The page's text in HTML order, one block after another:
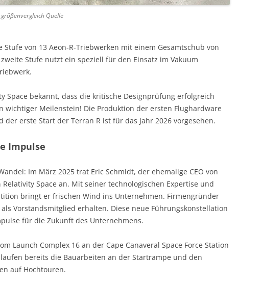
Quelle
von 13 Aeon-R-Triebwerken mit einem Gesamtschub von
Stufe nutzt ein speziell für den Einsatz im Vakuum
Space bekannt, dass die kritische Designprüfung erfolgreich
wichtiger Meilenstein! Die Produktion der ersten Flughardware
erste Start der Terran R ist für das Jahr 2026 vorgesehen.
Impulse
Im März 2025 trat Eric Schmidt, der ehemalige CEO von
Relativity Space an. Mit seiner technologischen Expertise und
bringt er frischen Wind ins Unternehmen. Firmengründer
Vorstandsmitglied erhalten. Diese neue Führungskonstellation
für die Zukunft des Unternehmens.
Launch Complex 16 an der Cape Canaveral Space Force Station
bereits die Bauarbeiten an der Startrampe und den
auf Hochtouren.